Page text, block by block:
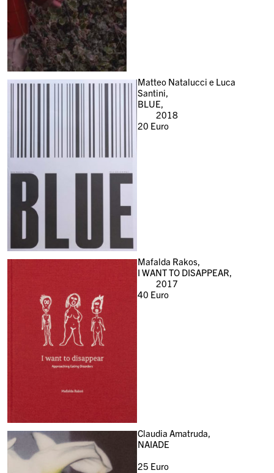
Matteo Natalucci e Luca
Santini,
BLUE,
2018
20 Euro
Mafalda Rakos,
I WANT TO DISAPPEAR,
2017
40 Euro
Claudia Amatruda,
NAIADE
25 Euro